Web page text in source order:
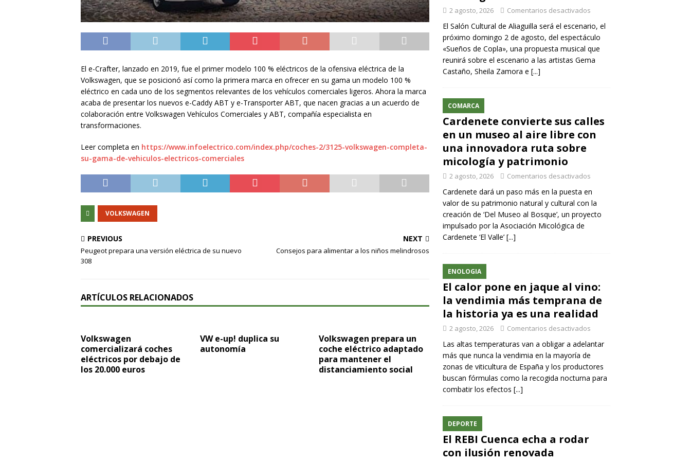
El e-Crafter, lanzado en 2019, fue el primer modelo 100 % eléctricos de la ofensiva eléctrica de la
Volkswagen, que se posicionó así como la primera marca en ofrecer en su gama un modelo 100 %
eléctrico en cada uno de los segmentos relevantes de los vehículos comerciales ligeros. Ahora la marca
acaba de presentar los nuevos e-Caddy ABT y e-Transporter ABT, que nacen gracias a un acuerdo de
colaboración entre Volkswagen Vehículos Comerciales y ABT, compañía especialista en
transformaciones.
Leer completa en https://www.infoelectrico.com/index.php/coches-2/3125-volkswagen-completa-
su-gama-de-vehiculos-electricos-comerciales
VOLKSWAGEN
PREVIOUS
Peugeot prepara una versión eléctrica de su nuevo
308
NEXT
Consejos para alimentar a los niños melindrosos
ARTÍCULOS RELACIONADOS
Volkswagen
comercializará coches
eléctricos por debajo de
los 20.000 euros
VW e-up! duplica su
autonomía
Volkswagen prepara un
coche eléctrico adaptado
para mantener el
distanciamiento social
2 agosto, 2026 Comentarios desactivados
El Salón Cultural de Aliaguilla será el escenario, el
próximo domingo 2 de agosto, del espectáculo
«Sueños de Copla», una propuesta musical que
reunirá sobre el escenario a las artistas Gema
Castaño, Sheila Zamora e [...]
COMARCA
Cardenete convierte sus calles
en un museo al aire libre con
una innovadora ruta sobre
micología y patrimonio
2 agosto, 2026 Comentarios desactivados
Cardenete dará un paso más en la puesta en
valor de su patrimonio natural y cultural con la
creación de ‘Del Museo al Bosque’, un proyecto
impulsado por la Asociación Micológica de
Cardenete ‘El Valle’ [...]
ENOLOGIA
El calor pone en jaque al vino:
la vendimia más temprana de
la historia ya es una realidad
2 agosto, 2026 Comentarios desactivados
Las altas temperaturas van a obligar a adelantar
más que nunca la vendimia en la mayoría de
zonas de viticultura de España y los productores
buscan fórmulas como la recogida nocturna para
combatir los efectos [...]
DEPORTE
El REBI Cuenca echa a rodar
con ilusión renovada